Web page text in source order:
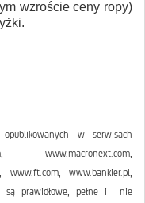
wzroście ceny ropy)
w serwisach
www.macronext.com,
www.ft.com, www.bankier.pl,
są prawidłowe, pełne i nie